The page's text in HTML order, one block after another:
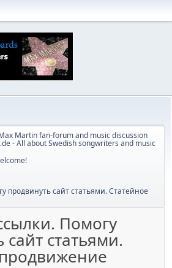
Martin fan-forum and music discussion
- All about Swedish songwriters and music
продвинуть сайт статьями. Статейное
Помогу
статьями.